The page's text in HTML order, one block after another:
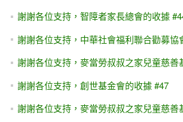
謝謝各位支持，智障者家長總會的收據
謝謝各位支持，中華社會福利聯合勸募協
謝謝各位支持，麥當勞叔叔之家兒童慈善
謝謝各位支持，創世基金會的收據 #47
謝謝各位支持，麥當勞叔叔之家兒童慈善